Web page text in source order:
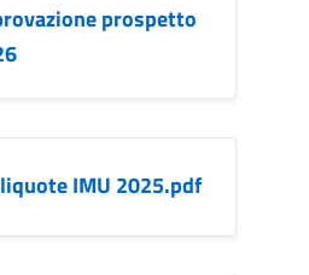
prospetto
IMU 2025.pdf